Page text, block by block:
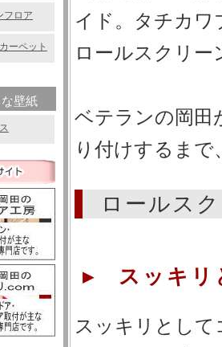
イド。タチカワ
ロールスクリー
ベテランの岡田
り付けするま
ロールス
▸ スッキリ
スッキリとし
フロア
ーペット
壁紙